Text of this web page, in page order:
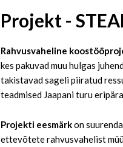
Projekt -
Rahvusvaheline
kes pakuvad muu hulgas
takistavad sageli piiratud
teadmised Jaapani turu
Projekti eesmärkon
ettevõtete rahvusvahelist